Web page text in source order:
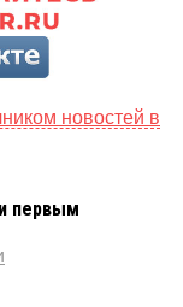
новостей в
первым